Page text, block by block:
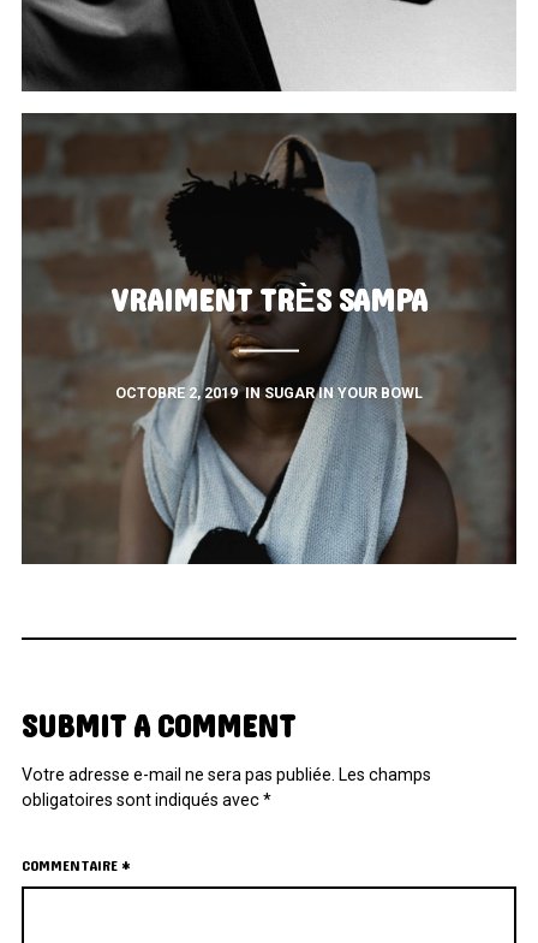
VRAIMENT TRÈS SAMPA
OCTOBRE 2, 2019 INSUGAR IN YOUR BOWL
SUBMIT A COMMENT
Votre adresse e-mail ne sera pas publiée. Les champs
obligatoires sont indiqués avec*
COMMENTAIRE*